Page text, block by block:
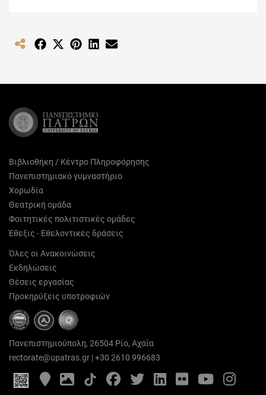
Share Share
(Twitter)
Share Share
Βιβλιοθήκη / Κέντρο Πληροφόρησης
Πανεπιστημιακό γυμναστήριο
Χορωδία
Θεατρική ομάδα
Φοιτητικές πολιτιστικές ομάδες
Έθεξις - Εθελοντικές δράσεις
Όλες οι Ανακοινώσεις
Εκδηλώσεις
Θέσεις εργασίας
Προκηρύξεις υποτροφιών
Πανεπιστημιούπολη, 26504 Ρίο, Αχαΐα
rectorate@upatras.gr |+30 2610 996683
Google
Maps
Photo
Gallery
FacebookTwitterLinkedIn
FlickrYouTube